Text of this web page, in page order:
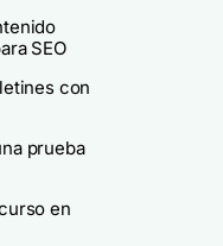
SEO
con
prueba
en